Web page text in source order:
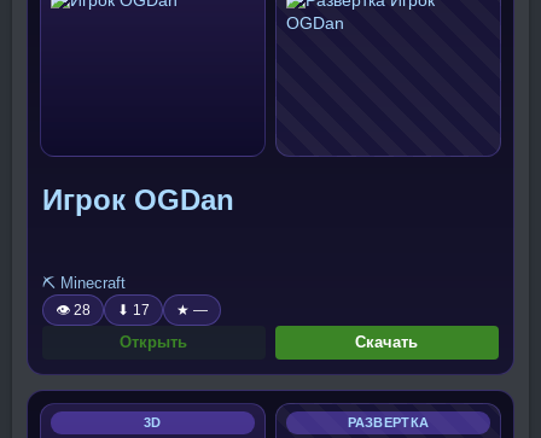
Игрок OGDan
⛏️ Minecraft
👁 28 ⬇ 17 ★ —
Открыть Скачать
3D РАЗВЕРТКА